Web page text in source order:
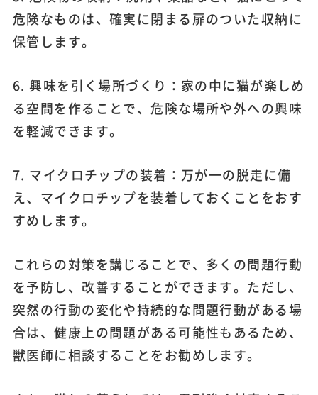
危険なものは、確実に閉まる扉のついた収納に
保管します。
6. 興味を引く場所づくり：家の中に猫が楽しめ
る空間を作ることで、危険な場所や外への興味
を軽減できます。
7. マイクロチップの装着：万が一の脱走に備
え、マイクロチップを装着しておくことをおす
すめします。
これらの対策を講じることで、多くの問題行動
を予防し、改善することができます。ただし、
突然の行動の変化や持続的な問題行動がある場
合は、健康上の問題がある可能性もあるため、
獣医師に相談することをお勧めします。